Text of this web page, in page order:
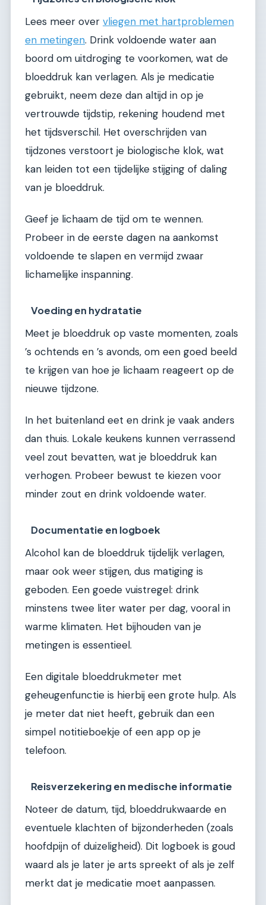
Lees meer over vliegen met hartproblemen
en metingen. Drink voldoende water aan
boord om uitdroging te voorkomen, wat de
bloeddruk kan verlagen. Als je medicatie
gebruikt, neem deze dan altijd in op je
vertrouwde tijdstip, rekening houdend met
het tijdsverschil. Het overschrijden van
tijdzones verstoort je biologische klok, wat
kan leiden tot een tijdelijke stijging of daling
van je bloeddruk.
Geef je lichaam de tijd om te wennen.
Probeer in de eerste dagen na aankomst
voldoende te slapen en vermijd zwaar
lichamelijke inspanning.
Voeding en hydratatie
Meet je bloeddruk op vaste momenten, zoals
’s ochtends en ’s avonds, om een goed beeld
te krijgen van hoe je lichaam reageert op de
nieuwe tijdzone.
In het buitenland eet en drink je vaak anders
dan thuis. Lokale keukens kunnen verrassend
veel zout bevatten, wat je bloeddruk kan
verhogen. Probeer bewust te kiezen voor
minder zout en drink voldoende water.
Documentatie en logboek
Alcohol kan de bloeddruk tijdelijk verlagen,
maar ook weer stijgen, dus matiging is
geboden. Een goede vuistregel: drink
minstens twee liter water per dag, vooral in
warme klimaten. Het bijhouden van je
metingen is essentieel.
Een digitale bloeddrukmeter met
geheugenfunctie is hierbij een grote hulp. Als
je meter dat niet heeft, gebruik dan een
simpel notitieboekje of een app op je
telefoon.
Reisverzekering en medische informatie
Noteer de datum, tijd, bloeddrukwaarde en
eventuele klachten of bijzonderheden (zoals
hoofdpijn of duizeligheid). Dit logboek is goud
waard als je later je arts spreekt of als je zelf
merkt dat je medicatie moet aanpassen.